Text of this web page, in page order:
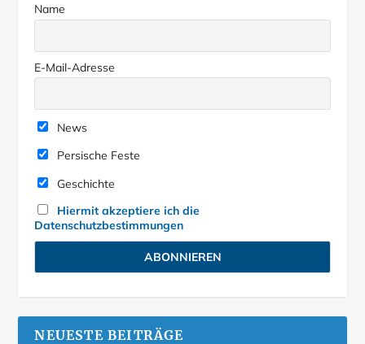
Name
E-Mail-Adresse
News
Persische Feste
Geschichte
Hiermit akzeptiere ich die
Datenschutzbestimmungen
NEUESTE BEITRÄGE